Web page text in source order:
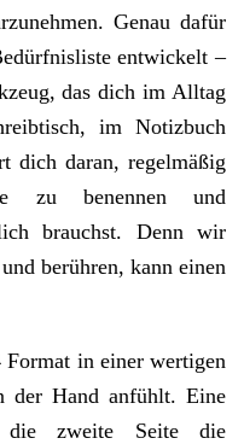
Genau dafür
entwickelt –
das dich im Alltag
im Notizbuch
dich daran, regelmäßig
zu benennen und
brauchst. Denn wir
berühren, kann einen
in einer wertigen
der Hand anfühlt. Eine
die zweite Seite die